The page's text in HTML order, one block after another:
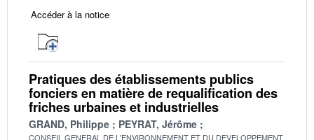
Accéder à la notice
Pratiques des établissements publics
fonciers en matière de requalification des
friches urbaines et industrielles
GRAND, Philippe PEYRAT, Jérôme
CONSEIL GENERAL DE L'ENVIRONNEMENT ET DU DEVELOPPEMENT